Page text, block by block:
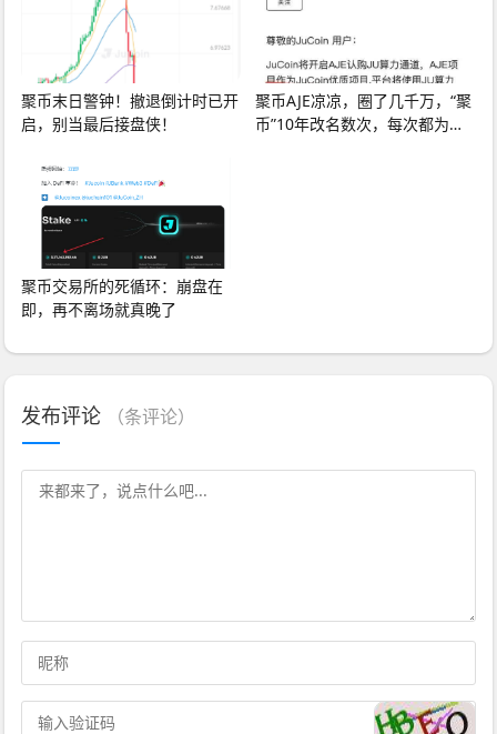
聚币末日警钟！撤退倒计时已开
启，别当最后接盘侠！
聚币AJE凉凉，圈了几千万，“聚
币”10年改名数次，每次都为收
聚币交易所的死循环：崩盘在
即，再不离场就真晚了
发布评论 （条评论）